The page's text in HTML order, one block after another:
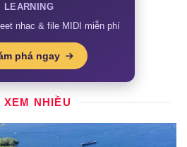
LEARNING
nhạc & file MIDI miễn phí
phá ngay
XEM NHIỀU